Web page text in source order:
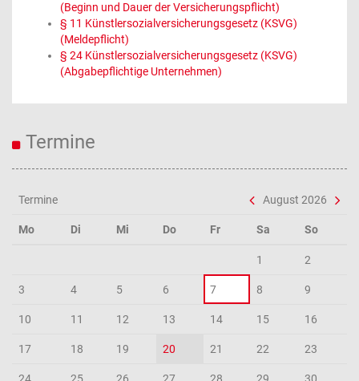
(Beginn und Dauer der Versicherungspflicht)
§ 11 Künstlersozialversicherungsgesetz (KSVG)
(Meldepflicht)
§ 24 Künstlersozialversicherungsgesetz (KSVG)
(Abgabepflichtige Unternehmen)
Termine
Termine August 2026
Mo Di Mi Do Fr Sa So
1 2
3 4 5 6 7 8 9
10 11 12 13 14 15 16
17 18 19 20 21 22 23